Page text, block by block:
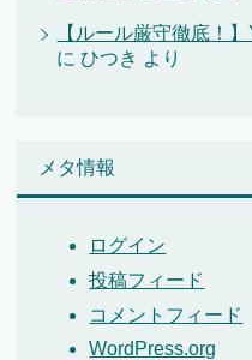
【ルール厳守徹底！
にひつき より
メタ情報
ログイン
投稿フィード
コメントフィード
WordPress.org